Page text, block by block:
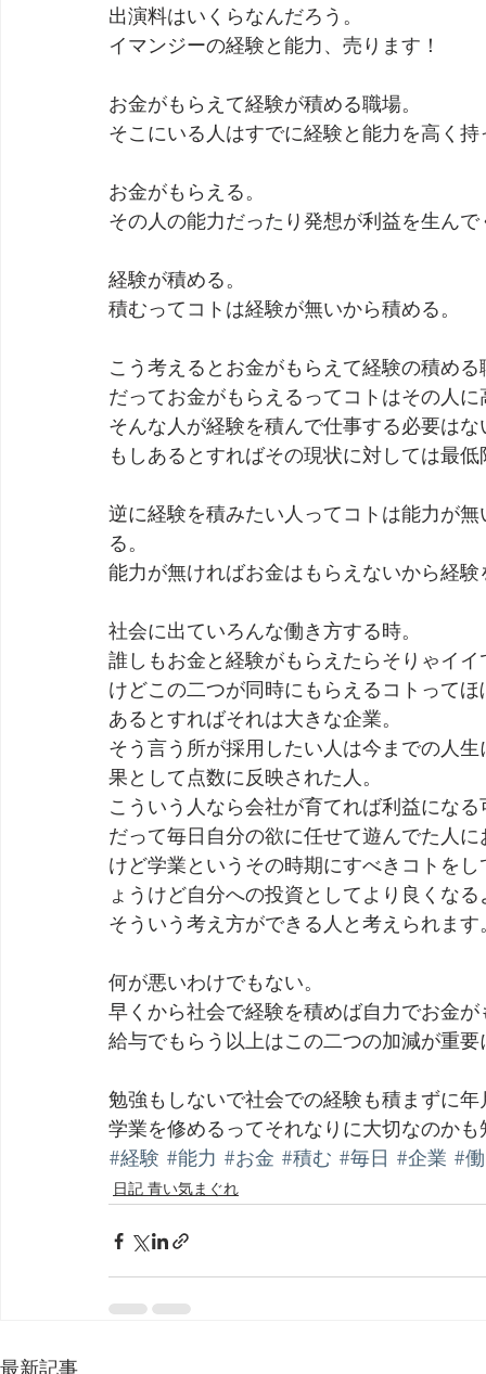
出演料はいくらなんだろう。
イマンジーの経験と能力、売ります！
お金がもらえて経験が積める職場。
そこにいる人はすでに経験と能力を高く
お金がもらえる。
その人の能力だったり発想が利益を生ん
経験が積める。
積むってコトは経験が無いから積める。
こう考えるとお金がもらえて経験の積め
だってお金がもらえるってコトはその人
そんな人が経験を積んで仕事する必要はな
もしあるとすればその現状に対しては最
逆に経験を積みたい人ってコトは能力が
る。
能力が無ければお金はもらえないから経
社会に出ていろんな働き方する時。
誰しもお金と経験がもらえたらそりゃイ
けどこの二つが同時にもらえるコトって
あるとすればそれは大きな企業。
そう言う所が採用したい人は今までの人
果として点数に反映された人。
こういう人なら会社が育てれば利益にな
だって毎日自分の欲に任せて遊んでた人
けど学業というその時期にすべきコトを
ょうけど自分への投資としてより良くな
そういう考え方ができる人と考えられます
何が悪いわけでもない。
早くから社会で経験を積めば自力でお金
給与でもらう以上はこの二つの加減が重
勉強もしないで社会での経験も積まずに
学業を修めるってそれなりに大切なのか
#経験 #能力 #お金 #積む #毎日 #企業 #
日記 青い気まぐれ
最新記事